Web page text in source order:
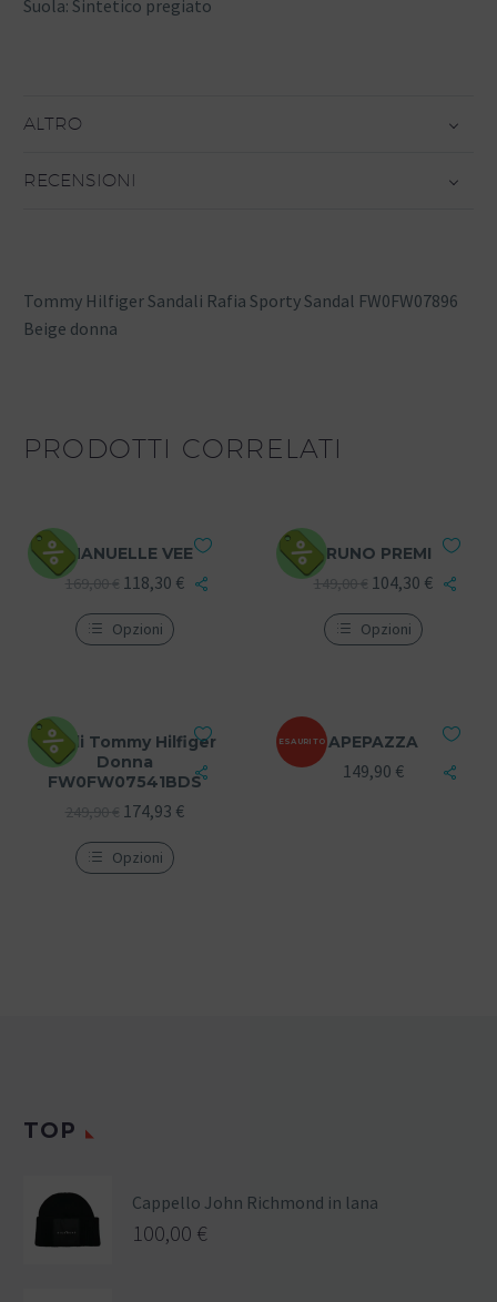
Suola: Sintetico pregiato
ALTRO
RECENSIONI
Tommy Hilfiger Sandali Rafia Sporty Sandal FW0FW07896
Beige donna
PRODOTTI CORRELATI
EMANUELLE VEE
169,00€ 118,30 €
Opzioni
BRUNO PREMI
149,00€ 104,30 €
Opzioni
Stivali Tommy Hilfiger
Donna
FW0FW07541BDS
249,90€ 174,93 €
Opzioni
ESAURITO APEPAZZA
149,90 €
TOP
Cappello John Richmond in lana
100,00 €